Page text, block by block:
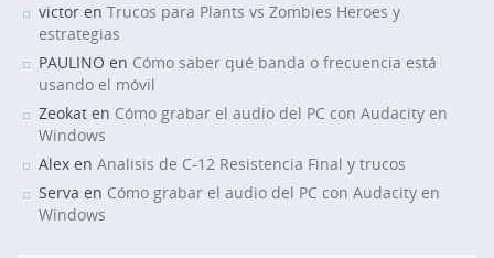
victor en Trucos para Plants vs Zombies Heroes y
estrategias
PAULINO en Cómo saber qué banda o frecuencia está
usando el móvil
Zeokat en Cómo grabar el audio del PC con Audacity en
Windows
Alex en Analisis de C-12 Resistencia Final y trucos
Serva en Cómo grabar el audio del PC con Audacity en
Windows